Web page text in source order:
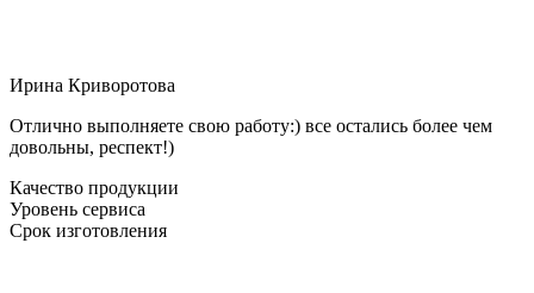
Ирина Криворотова
Отлично выполняете свою работу:) все остались более чем
довольны, респект!)
Качество продукции
Уровень сервиса
Срок изготовления